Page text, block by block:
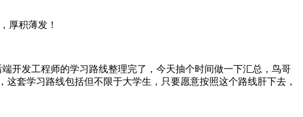
厚积薄发！
开发工程师的学习路线整理完了，今天抽个时间做一下汇总，鸟哥
套学习路线包括但不限于大学生，只要愿意按照这个路线肝下去，